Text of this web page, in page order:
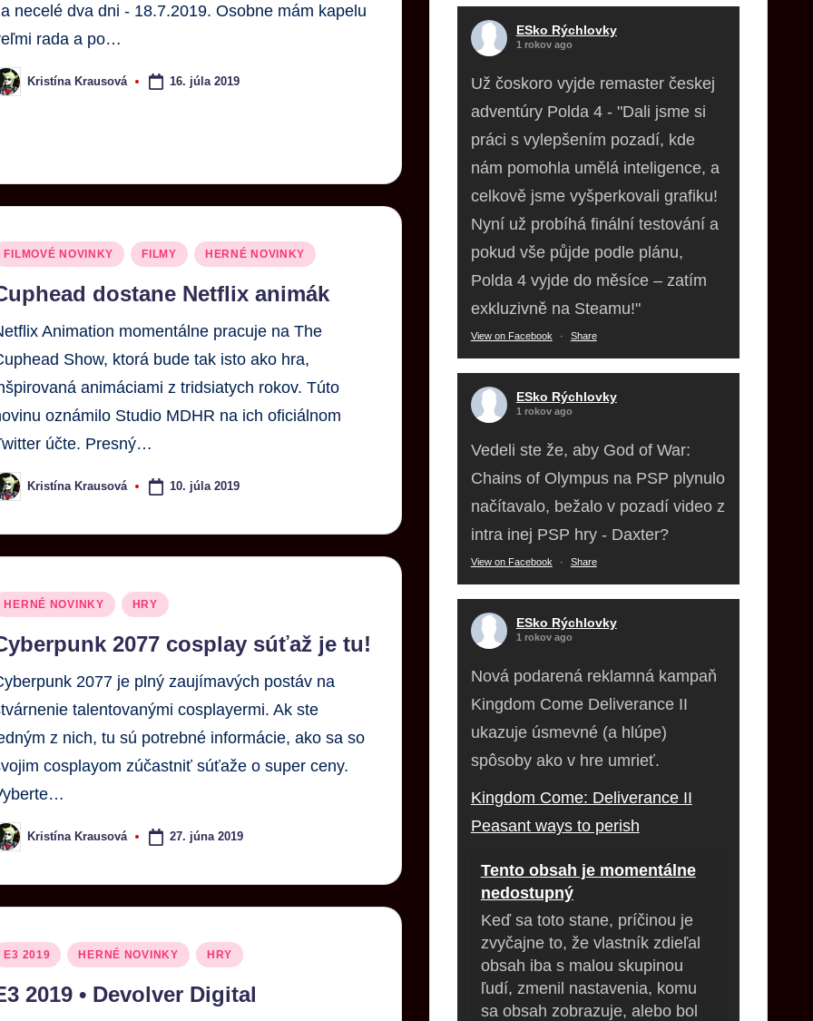
necelé dva dni - 18.7.2019. Osobne mám kapelu
rada a po…
Kristína Krausová 16. júla 2019
FILMOVÉ NOVINKY FILMY HERNÉ NOVINKY
dostane Netflix animák
Animation momentálne pracuje na The
Show, ktorá bude tak isto ako hra,
animáciami z tridsiatych rokov. Túto
oznámilo Studio MDHR na ich oficiálnom
účte. Presný…
Kristína Krausová 10. júla 2019
HERNÉ NOVINKY HRY
2077 cosplay súťaž je tu!
2077 je plný zaujímavých postáv na
talentovanými cosplayermi. Ak ste
z nich, tu sú potrebné informácie, ako sa so
cosplayom zúčastniť súťaže o super ceny.
Kristína Krausová 27. júna 2019
E3 2019 HERNÉ NOVINKY HRY
2019 • Devolver Digital
ESko Rýchlovky
1 rokov ago
Už čoskoro vyjde remaster českej
adventúry Polda 4 - "Dali jsme si
práci s vylepšením pozadí, kde
nám pomohla umělá inteligence, a
celkově jsme vyšperkovali grafiku!
Nyní už probíhá finální testování a
pokud vše půjde podle plánu,
Polda 4 vyjde do měsíce – zatím
exkluzivně na Steamu!"
View on Facebook · Share
ESko Rýchlovky
1 rokov ago
Vedeli ste že, aby God of War:
Chains of Olympus na PSP plynulo
načítavalo, bežalo v pozadí video z
intra inej PSP hry - Daxter?
View on Facebook · Share
ESko Rýchlovky
1 rokov ago
Nová podarená reklamná kampaň
Kingdom Come Deliverance II
ukazuje úsmevné (a hlúpe)
spôsoby ako v hre umrieť.
Kingdom Come: Deliverance II
Peasant ways to perish
Tento obsah je momentálne
nedostupný
Keď sa toto stane, príčinou je
zvyčajne to, že vlastník zdieľal
obsah iba s malou skupinou
ľudí, zmenil nastavenia, komu
sa obsah zobrazuje, alebo bol